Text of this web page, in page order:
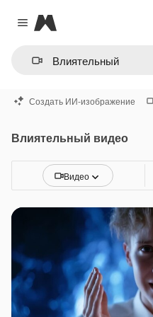
Close menu
Magnific
Создать ИИ-изображение
Влиятельный видео
Видео